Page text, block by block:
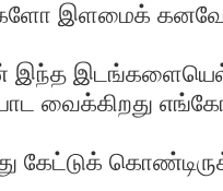
இளமைக்
இந்த
வைக்கிறது எங்கோ
கேட்டுக்